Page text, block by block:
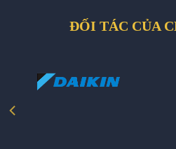
ĐỐI TÁC CỦA